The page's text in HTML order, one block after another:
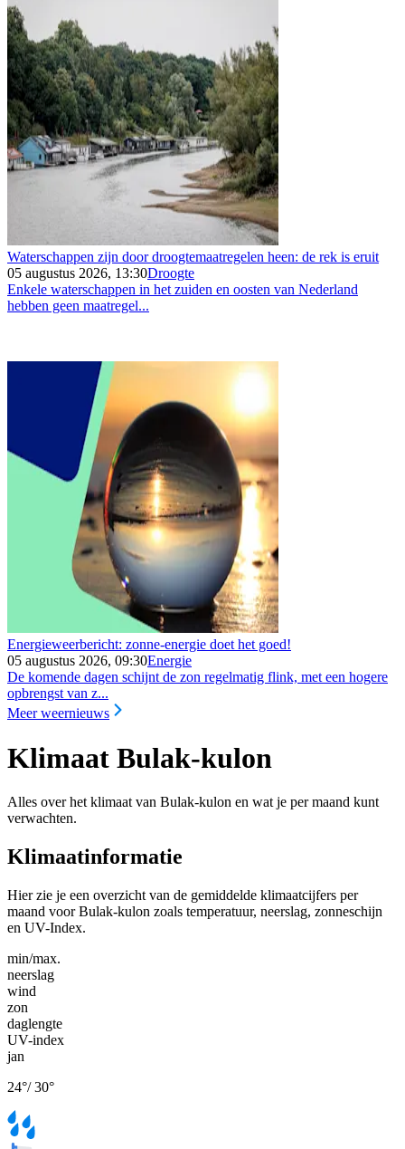
Waterschappen zijn door droogtemaatregelen heen: de rek is eruit
05 augustus 2026, 13:30Droogte
Enkele waterschappen in het zuiden en oosten van Nederland
hebben geen maatregel...
Energieweerbericht: zonne-energie doet het goed!
05 augustus 2026, 09:30Energie
De komende dagen schijnt de zon regelmatig flink, met een hogere
opbrengst van z...
Meer weernieuws
Klimaat Bulak-kulon
Alles over het klimaat van Bulak-kulon en wat je per maand kunt
verwachten.
Klimaatinformatie
Hier zie je een overzicht van de gemiddelde klimaatcijfers per
maand voor Bulak-kulon zoals temperatuur, neerslag, zonneschijn
en UV-Index.
min/max.
neerslag
wind
zon
daglengte
UV-index
jan
24°/30°